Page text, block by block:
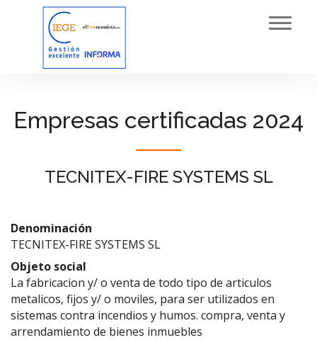
Empresas certificadas 2024
TECNITEX-FIRE SYSTEMS SL
Denominación
TECNITEX-FIRE SYSTEMS SL
Objeto social
La fabricacion y/ o venta de todo tipo de articulos
metalicos, fijos y/ o moviles, para ser utilizados en
sistemas contra incendios y humos. compra, venta y
arrendamiento de bienes inmuebles